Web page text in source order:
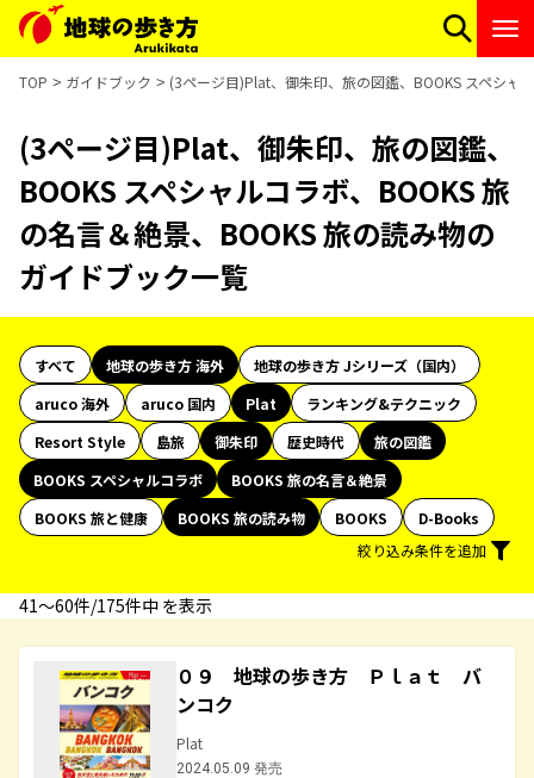
TOP ガイドブック (3ページ目)Plat、御朱印、旅の図鑑、BOOKS スペシャ
(3ページ目)Plat、御朱印、旅の図鑑、
BOOKS スペシャルコラボ、BOOKS 旅
の名言＆絶景、BOOKS 旅の読み物の
ガイドブック一覧
すべて 地球の歩き方 海外
地球の歩き方 Jシリーズ（国内）
aruco 海外
aruco 国内 Plat
ランキング&テクニック
Resort Style
島旅 御朱印 歴史時代
旅の図鑑
BOOKS スペシャルコラボ
BOOKS 旅の名言＆絶景
BOOKS 旅と健康
BOOKS 旅の読み物 BOOKS
D-Books
絞り込み条件を追加
41〜60件/175件中 を表示
０９ 地球の歩き方 Ｐｌａｔ バ
ンコク
Plat
2024.05.09 発売